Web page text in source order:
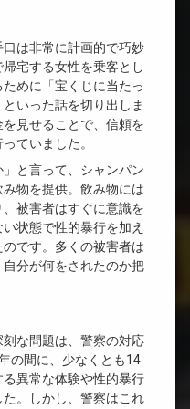
は非常に計画的で巧妙
宅する女性を乗客とし
めに「宝くじに当たっ
いった話を切り出しま
見せることで、信頼を
ていました。
と言って、シャンパン
物を提供。飲み物には
被害者はすぐに意識を
状態で性的暴行を加え
です。多くの被害者は
分が何をされたのか把
な問題は、警察の対応
の間に、少なくとも14
異常な体験や性的暴行
。しかし、警察はこれ